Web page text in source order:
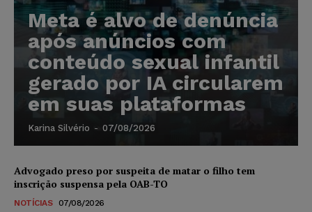
Meta é alvo de denúncia
após anúncios com
conteúdo sexual infantil
gerado por IA circularem
em suas plataformas
Karina Silvério - 07/08/2026
Advogado preso por suspeita de matar o filho tem
inscrição suspensa pela OAB-TO
NOTÍCIAS 07/08/2026